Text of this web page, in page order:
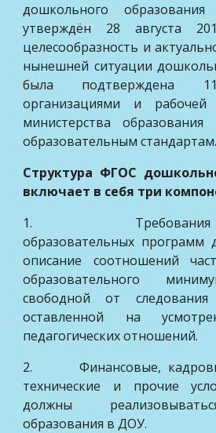
дошкольного
утверждён 28 августа
целесообразность и
нынешней ситуации
была подтверждена
организациями и рабочей
министерства
образовательным стандартам.
Структура ФГОС
включает в себя три
1. Требования к
образовательных программ
описание соотношений
образовательного
свободной от
оставленной на
педагогических отношений.
2. Финансовые,
технические и прочие
должны
образования в ДОУ.